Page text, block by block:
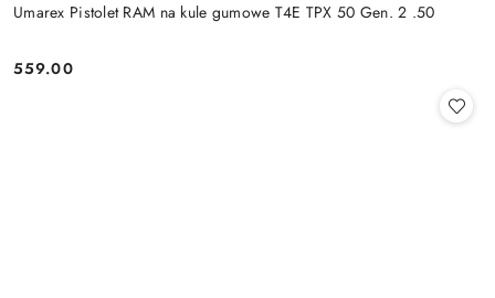
Umarex Pistolet RAM na kule gumowe T4E TPX 50 Gen. 2 .50
Cena:
559.00